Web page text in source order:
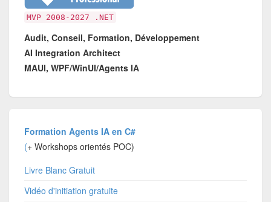
MVP 2008-2027 .NET
Audit, Conseil, Formation, Développement
AI Integration Architect
MAUI, WPF/WinUI/Agents IA
Formation Agents IA en C#
(+ Workshops orientés POC)
Livre Blanc Gratuit
Vidéo d'initiation gratuite